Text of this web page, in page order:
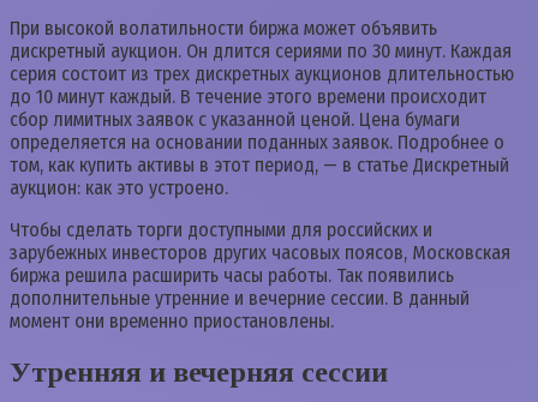
При высокой волатильности биржа может объявить
дискретный аукцион. Он длится сериями по 30 минут. Каждая
серия состоит из трех дискретных аукционов длительностью
до 10 минут каждый. В течение этого времени происходит
сбор лимитных заявок с указанной ценой. Цена бумаги
определяется на основании поданных заявок. Подробнее о
том, как купить активы в этот период, — в статье Дискретный
аукцион: как это устроено.
Чтобы сделать торги доступными для российских и
зарубежных инвесторов других часовых поясов, Московская
биржа решила расширить часы работы. Так появились
дополнительные утренние и вечерние сессии. В данный
момент они временно приостановлены.
Утренняя и вечерняя сессии